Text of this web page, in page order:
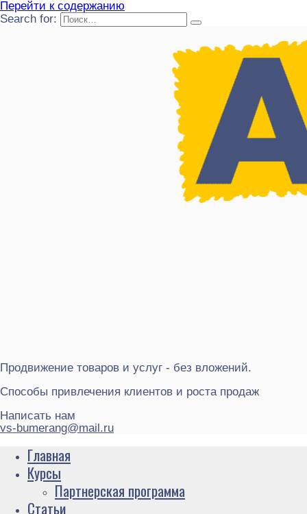
Перейти к содержанию
Search for:
Продвижение товаров и услуг - без вложений.
Способы привлечения клиентов и роста продаж
Написать нам
vs-bumerang@mail.ru
Главная
Курсы
Партнерская программа
Статьи